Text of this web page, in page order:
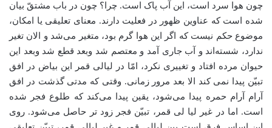
چون هوا سرد است، این آب پاک است. چرا؟ چون در باب مشتقّ بیان
شده است که عناوین ظهور در فعلیت دارند. معنای تعلیقی یا امکان،
موضوع حکم نیست که اگر این هوا گرم بود، متغیر می‌شد و الان تغیر
ندارد، شسته‌اند و آب جاری آمد و معتصم شد وبعد قطع شد وبعد این
حیوان مرده افتاد و تغییری نکرد، امّا در لیالی قمر این بیاض در افق
تبیّن پیدا نمی کند الا بعد مرور زمانی. وقتی که مدتی گذشت در افق
آرام آرام حمره پیدا می‌شود، یقین پیدا می‌کند که طلوع فجر شده
است. اما در غیر لیا لی قمر، تبیّن فجر زود تر حاصل می‌شود. روی